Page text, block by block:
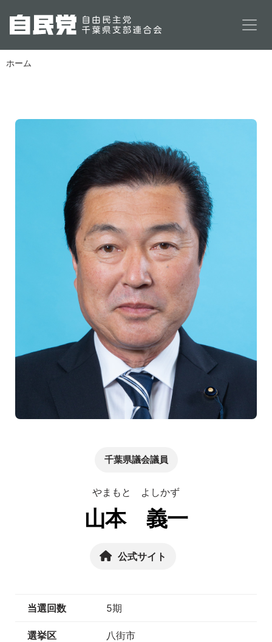
ホーム
千葉県議会議員
やまもと よしかず
山本 義一
公式サイト
当選回数 5期
選挙区 八街市